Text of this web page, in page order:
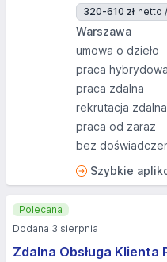
320-610 zł netto
Warszawa
umowa o dzieło
praca hybrydowa
praca zdalna
rekrutacja zdalna
praca od zaraz
bez
Szybkie
Zdalna Obsługa
Polecana
Dodana 3 sierpnia